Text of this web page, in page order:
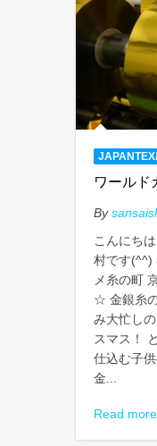
ワール
By
こんにち
村です(^^)
メ糸の町
☆ 金銀糸
み大忙し
スマス！
仕込む子
金...
Read more